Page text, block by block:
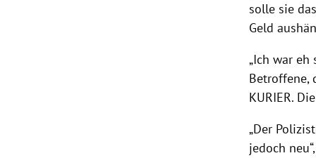
solle sie
Geld
„Ich war eh
Betroffene,
KURIER.
„Der
jedoch